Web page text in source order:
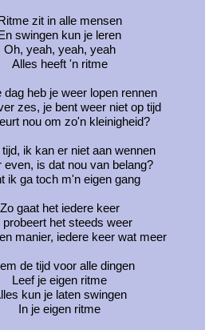
Ritme zit in alle mensen
En swingen kun je leren
Oh, yeah, yeah, yeah
Alles heeft 'n ritme
dag heb je weer lopen rennen
zes, je bent weer niet op tijd
nou om zo'n kleinigheid?
ik kan er niet aan wennen
even, is dat nou van belang?
ik ga toch m'n eigen gang
Zo gaat het iedere keer
probeert het steeds weer
manier, iedere keer wat meer
de tijd voor alle dingen
Leef je eigen ritme
kun je laten swingen
In je eigen ritme